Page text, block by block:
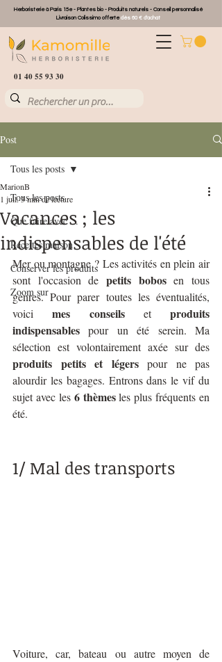
Herboristerie à Paris 15e - Plantes bio - Produits naturels - Conseil personnalisé
Livraison Colissimo offertedès 60 € d'achat
01 40 55 93 30
Post
Tous les posts
Que faire avec ...
Recettes maison
Conserver les produits
Zoom sur
Tous les posts
Vacances ; les
indispensables de l'été
MarionB
1 juil.3 min de lecture
Mer ou montagne ? Les activités en plein air
sont l'occasion de petits bobos en tous
genres. Pour parer toutes les éventualités,
voici mes conseils et produits
indispensables pour un été serein. Ma
produits petits et légers pour ne pas
alourdir les bagages. Entrons dans le vif du
sujet avec les 6 thèmes les plus fréquents en
été.
1/ Mal des transports
Voiture, car, bateau ou autre moyen de